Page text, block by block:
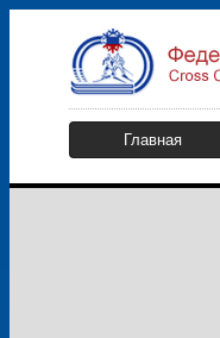
Главная